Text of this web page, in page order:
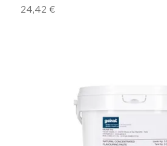
Precio
24,42 €